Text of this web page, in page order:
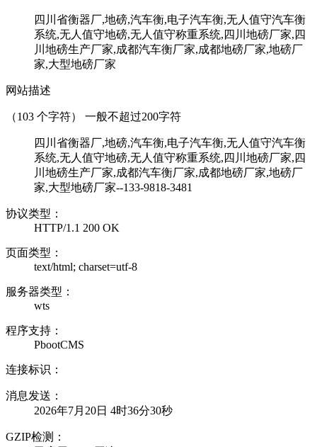
四川省衡器厂,地磅,汽车衡,电子汽车衡,无人值守汽车衡
系统,无人值守地磅,无人值守称重系统,四川地磅厂家,四
川地磅生产厂家,成都汽车衡厂家,成都地磅厂家,地磅厂
家,大型地磅厂家
网站描述
（103 个字符） 一般不超过200字符
四川省衡器厂,地磅,汽车衡,电子汽车衡,无人值守汽车衡
系统,无人值守地磅,无人值守称重系统,四川地磅厂家,四
川地磅生产厂家,成都汽车衡厂家,成都地磅厂家,地磅厂
家,大型地磅厂家--133-9818-3481
协议类型：
HTTP/1.1 200 OK
页面类型：
text/html; charset=utf-8
服务器类型：
wts
程序支持：
PbootCMS
连接标识：
消息发送：
2026年7月20日 4时36分30秒
GZIP检测：